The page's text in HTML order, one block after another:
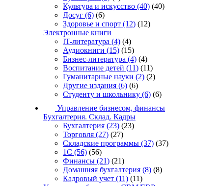
Культура и искусство (40) (40)
Досуг (6) (6)
Здоровье и спорт (12) (12)
Электронные книги
IT-литература (4) (4)
Аудиокниги (15) (15)
Бизнес-литература (4) (4)
Воспитание детей (11) (11)
Гуманитарные науки (2) (2)
Другие издания (6) (6)
Студенту и школьнику (6) (6)
Управление бизнесом, финансы
Бухгалтерия. Склад. Кадры
Бухгалтерия (23) (23)
Торговля (27) (27)
Складские программы (37) (37)
1С (56) (56)
Финансы (21) (21)
Домашняя бухгалтерия (8) (8)
Кадровый учет (11) (11)